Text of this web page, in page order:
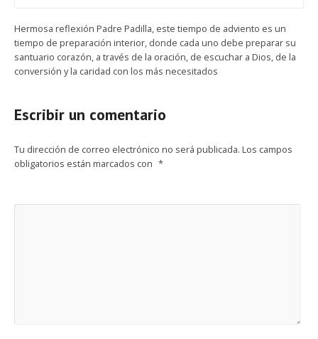
Hermosa reflexión Padre Padilla, este tiempo de adviento es un
tiempo de preparación interior, donde cada uno debe preparar su
santuario corazón, a través de la oración, de escuchar a Dios, de la
conversión y la caridad con los más necesitados
Escribir un comentario
Tu dirección de correo electrónico no será publicada. Los campos
obligatorios están marcados con *